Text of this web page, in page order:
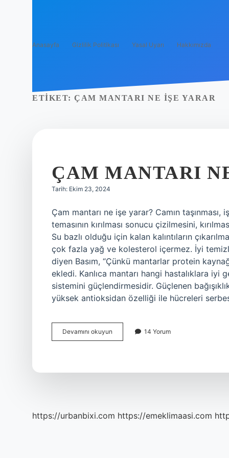
Anasayfa Gizlilik Politikası Yasal Uyarı Hakkımızda
ETIKET: ÇAM MANTARI NE IŞE YARAR
ÇAM MANTARI
Tarih: Ekim 23, 2024
Çam mantarı ne işe yarar? Camın
temasının kırılması sonucu çizilmesini,
Su bazlı olduğu için kalan kalıntıların
çok fazla yağ ve kolesterol içermez. İyi
diyen Basım, “Çünkü mantarlar protein
ekledi. Kanlıca mantarı hangi hastalıklara iyi
sistemini güçlendirmesidir. Güçlenen
yüksek antioksidan özelliği ile hücreleri
Devamını okuyun
Mantarı
14 Yorum
https://urbanbixi.com https://emeklimaasi.com